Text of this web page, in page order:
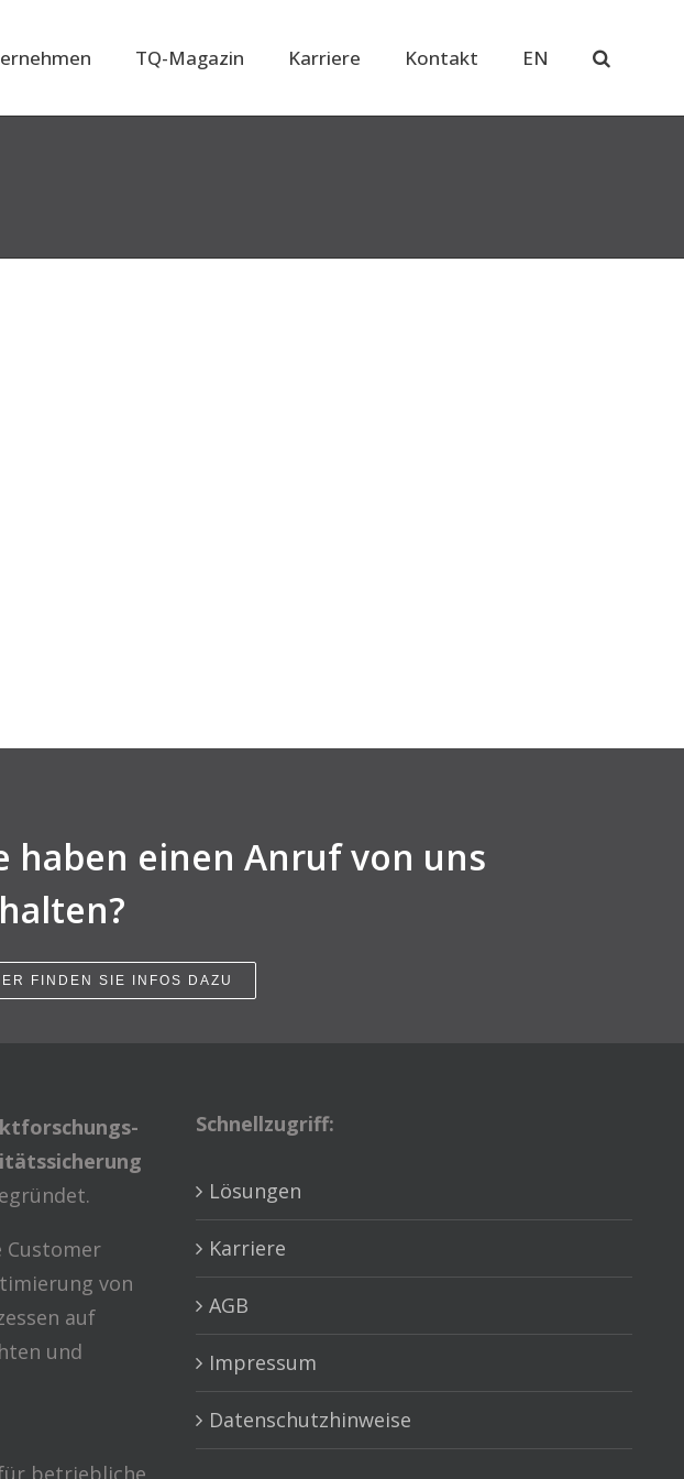
TQ-Magazin Karriere Kontakt EN
haben einen Anruf von uns
FINDEN SIE INFOS DAZU
Customer
von
auf
und
Schnellzugriff:
Lösungen
Karriere
AGB
Impressum
Datenschutzhinweise